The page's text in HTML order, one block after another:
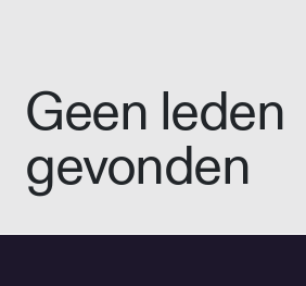
Geen leden
gevonden